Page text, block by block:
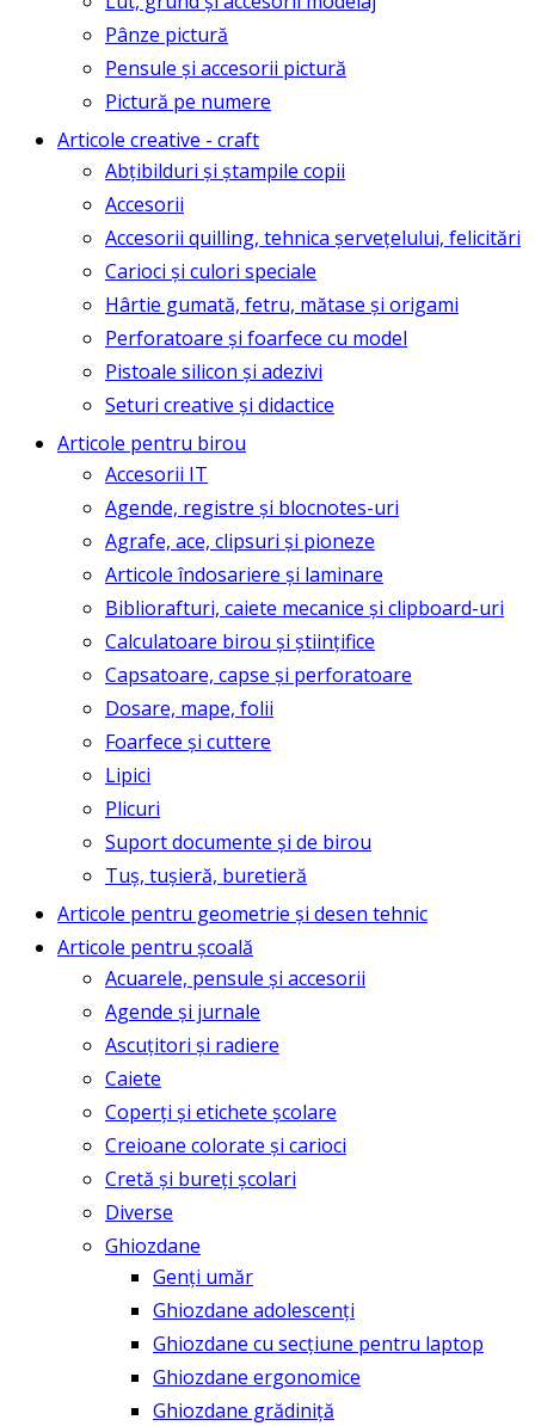
Pânze pictură
Pensule și accesorii pictură
Pictură pe numere
Articole creative - craft
Abțibilduri și ștampile copii
Accesorii
Accesorii quilling, tehnica șervețelului, felicitări
Carioci și culori speciale
Hârtie gumată, fetru, mătase și origami
Perforatoare și foarfece cu model
Pistoale silicon și adezivi
Seturi creative și didactice
Articole pentru birou
Accesorii IT
Agende, registre și blocnotes-uri
Agrafe, ace, clipsuri și pioneze
Articole îndosariere și laminare
Bibliorafturi, caiete mecanice și clipboard-uri
Calculatoare birou și științifice
Capsatoare, capse și perforatoare
Dosare, mape, folii
Foarfece și cuttere
Lipici
Plicuri
Suport documente și de birou
Tuș, tușieră, buretieră
Articole pentru geometrie și desen tehnic
Articole pentru școală
Acuarele, pensule și accesorii
Agende și jurnale
Ascuțitori și radiere
Caiete
Coperți și etichete școlare
Creioane colorate și carioci
Cretă și bureți școlari
Diverse
Ghiozdane
Genți umăr
Ghiozdane adolescenți
Ghiozdane cu secțiune pentru laptop
Ghiozdane ergonomice
Ghiozdane grădiniță